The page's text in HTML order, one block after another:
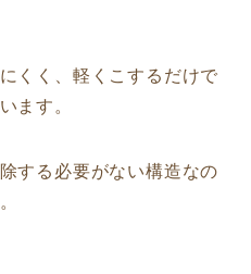
くく、軽くこするだけで
ます。
する必要がない構造なの